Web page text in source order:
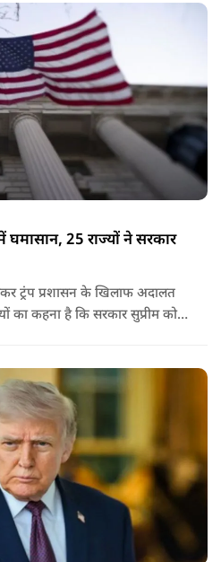
25 राज्यों ने सरकार
ट्रंप प्रशासन के खिलाफ अदालत
का कहना है कि सरकार सुप्रीम कोर्ट